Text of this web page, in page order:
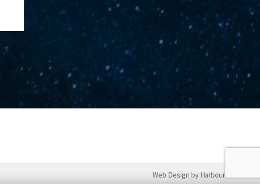
Web Design by Harbour Studios